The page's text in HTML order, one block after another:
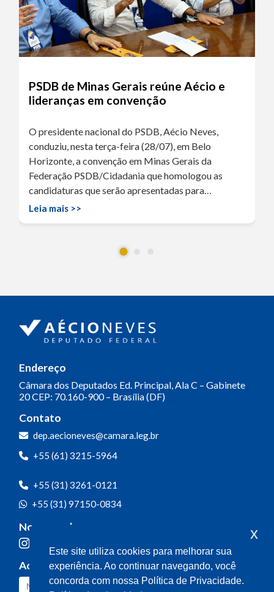
PSDB de Minas Gerais reúne Aécio e
lideranças em convenção
O presidente nacional do PSDB, Aécio Neves,
conduziu, nesta terça-feira (28/07), em Belo
Horizonte, a convenção em Minas Gerais da
Federação PSDB/Cidadania que homologou as
candidaturas que serão apresentadas para…
Leia mais >>
Endereço
Câmara dos Deputados Ed. Principal, Ala C – Gabinete
20CEP: 70.160-900 – Brasília (DF)
Contato
dep.aecioneves@camara.leg.br
+55 (61) 3215-5964
+55 (31) 3261-0121
+55 (31) 97150-0834
Nossas redes
Acompanhe o meu mandato
Este site utiliza cookies para melhorar sua
experiência. Ao continuar navegando, você
concorda com nossa Política de Privacidade.
x